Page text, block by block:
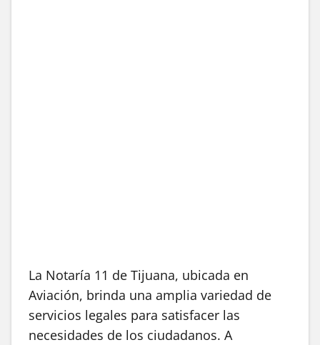
La Notaría 11 de Tijuana, ubicada en
Aviación, brinda una amplia variedad de
servicios legales para satisfacer las
necesidades de los ciudadanos. A